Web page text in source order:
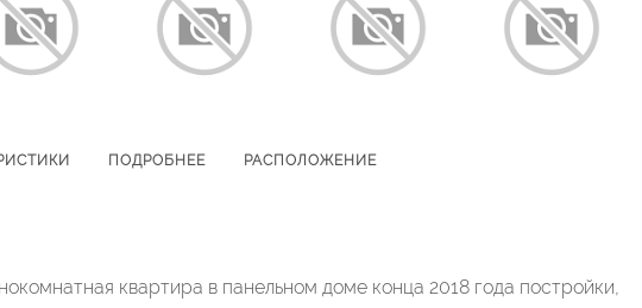
ПОДРОБНЕЕ РАСПОЛОЖЕНИЕ
квартира в панельном доме конца 2018 года постройки,